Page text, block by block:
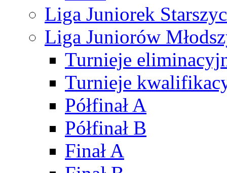
Liga Juniorek
Liga Juniorów
Turnieje
Turnieje
Półfinał A
Półfinał B
Finał A